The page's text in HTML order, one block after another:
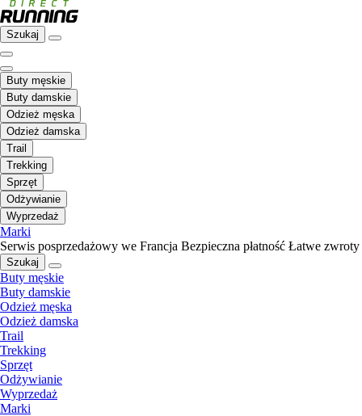
Szukaj
Buty męskie
Buty damskie
Odzież męska
Odzież damska
Trail
Trekking
Sprzęt
Odżywianie
Wyprzedaż
Marki
Serwis posprzedażowy we Francja Bezpieczna płatność Łatwe zwroty
Szukaj
Buty męskie
Buty damskie
Odzież męska
Odzież damska
Trail
Trekking
Sprzęt
Odżywianie
Wyprzedaż
Marki